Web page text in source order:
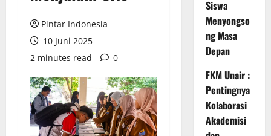
Pintar Indonesia
10 Juni 2025
2 minutes read
0
Siswa
Menyongso
ng Masa
Depan
FKM Unair :
Pentingnya
Kolaborasi
Akademisi